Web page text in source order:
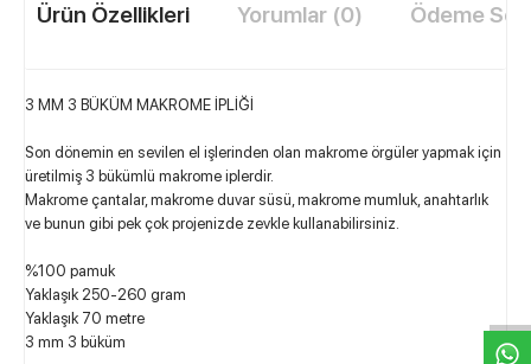
Ürün Özellikleri Yorumlar (0) Ödeme
3 MM 3 BÜKÜM MAKROME İPLİĞİ
Son dönemin en sevilen el işlerinden olan makrome örgüler yapmak için
üretilmiş 3 bükümlü makrome iplerdir.
Makrome çantalar, makrome duvar süsü, makrome mumluk, anahtarlık
ve bunun gibi pek çok projenizde zevkle kullanabilirsiniz.
%100 pamuk
Yaklaşık 250-260 gram
Yaklaşık 70 metre
3 mm 3 büküm